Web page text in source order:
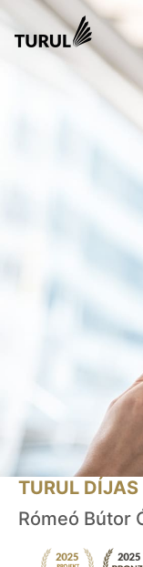
TURUL DÍJAS
Rómeó Bútor